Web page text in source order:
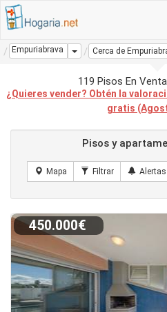
Empuriabrava Dropdown
Cerca de
119 Pisos En
¿Quieres vender? Obtén la
gratis
Pisos y
450.000€